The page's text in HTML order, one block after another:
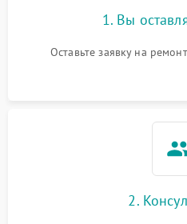
1. Вы
Оставьте заявку на
2.